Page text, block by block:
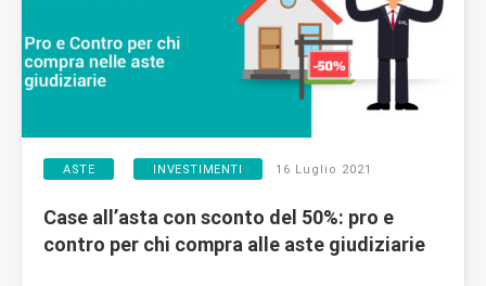
ASTE INVESTIMENTI 16 Luglio 2021
Case all’asta con sconto del 50%: pro e
contro per chi compra alle aste giudiziarie